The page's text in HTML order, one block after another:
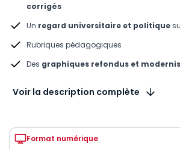
corrigés​
Un regard universitaire et politique
Rubriques pédagogiques​
Des graphiques refondus et
Voir la description complète
Format numérique